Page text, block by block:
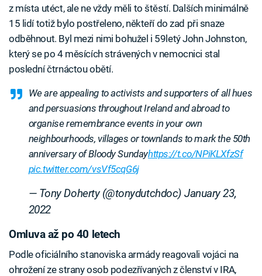
z místa utéct, ale ne vždy měli to štěstí. Dalších minimálně
15 lidí totiž bylo postřeleno, někteří do zad při snaze
odběhnout. Byl mezi nimi bohužel i 59letý John Johnston,
který se po 4 měsících strávených v nemocnici stal
poslední čtrnáctou obětí.
We are appealing to activists and supporters of all hues
and persuasions throughout Ireland and abroad to
organise remembrance events in your own
neighbourhoods, villages or townlands to mark the 50th
anniversary of Bloody Sundayhttps://t.co/NPiKLXfzSf
pic.twitter.com/vsVf5cqG6j
— Tony Doherty (@tonydutchdoc)January 23,
2022
Omluva až po 40 letech
Podle oficiálního stanoviska armády reagovali vojáci na
ohrožení ze strany osob podezřívaných z členství v IRA,